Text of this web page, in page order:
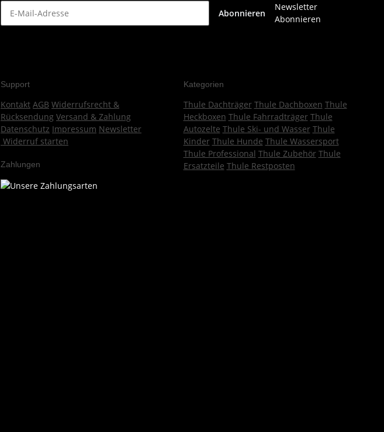
Abonnieren
Newsletter
Abonnieren
Support
Kontakt AGB Widerrufsrecht &
Rücksendung Versand & Zahlung
Datenschutz Impressum Newsletter
Widerruf starten
Zahlungen
Kategorien
Thule Dachträger Thule Dachboxen Thule
Heckboxen Thule Fahrradträger Thule
Autozelte Thule Ski- und Wasser Thule
Kinder Thule Hunde Thule Wassersport
Thule Professional Thule Zubehör Thule
Ersatzteile Thule Restposten